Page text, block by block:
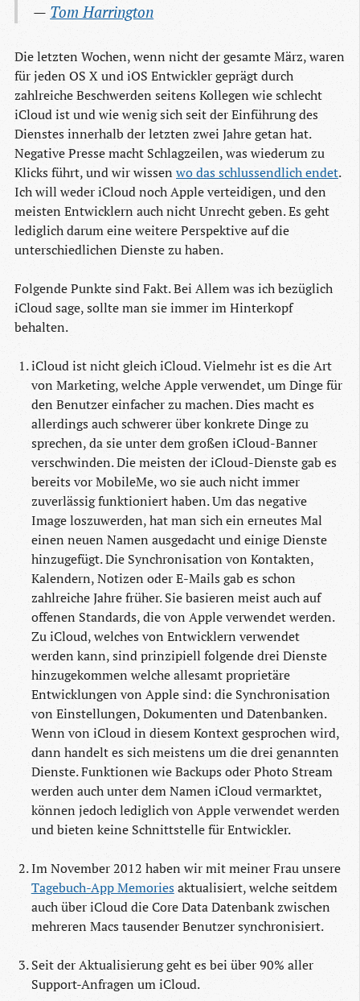
— Tom Harrington
Die letzten Wochen, wenn nicht der gesamte März, waren
für jeden OS X und iOS Entwickler geprägt durch
zahlreiche Beschwerden seitens Kollegen wie schlecht
iCloud ist und wie wenig sich seit der Einführung des
Dienstes innerhalb der letzten zwei Jahre getan hat.
Negative Presse macht Schlagzeilen, was wiederum zu
Klicks führt, und wir wissen wo das schlussendlich endet.
Ich will weder iCloud noch Apple verteidigen, und den
meisten Entwicklern auch nicht Unrecht geben. Es geht
lediglich darum eine weitere Perspektive auf die
unterschiedlichen Dienste zu haben.
Folgende Punkte sind Fakt. Bei Allem was ich bezüglich
iCloud sage, sollte man sie immer im Hinterkopf
behalten.
iCloud ist nicht gleich iCloud. Vielmehr ist es die Art
von Marketing, welche Apple verwendet, um Dinge für
den Benutzer einfacher zu machen. Dies macht es
allerdings auch schwerer über konkrete Dinge zu
sprechen, da sie unter dem großen iCloud-Banner
verschwinden. Die meisten der iCloud-Dienste gab es
bereits vor MobileMe, wo sie auch nicht immer
zuverlässig funktioniert haben. Um das negative
Image loszuwerden, hat man sich ein erneutes Mal
einen neuen Namen ausgedacht und einige Dienste
hinzugefügt. Die Synchronisation von Kontakten,
Kalendern, Notizen oder E-Mails gab es schon
zahlreiche Jahre früher. Sie basieren meist auch auf
offenen Standards, die von Apple verwendet werden.
Zu iCloud, welches von Entwicklern verwendet
werden kann, sind prinzipiell folgende drei Dienste
hinzugekommen welche allesamt proprietäre
Entwicklungen von Apple sind: die Synchronisation
von Einstellungen, Dokumenten und Datenbanken.
Wenn von iCloud in diesem Kontext gesprochen wird,
dann handelt es sich meistens um die drei genannten
Dienste. Funktionen wie Backups oder Photo Stream
werden auch unter dem Namen iCloud vermarktet,
können jedoch lediglich von Apple verwendet werden
und bieten keine Schnittstelle für Entwickler.
Im November 2012 haben wir mit meiner Frau unsere
Tagebuch-App Memoriesaktualisiert, welche seitdem
auch über iCloud die Core Data Datenbank zwischen
mehreren Macs tausender Benutzer synchronisiert.
Seit der Aktualisierung geht es bei über 90% aller
Support-Anfragen um iCloud.